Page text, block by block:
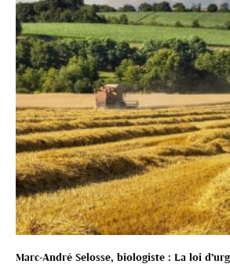
Marc-André Selosse, biologiste : La loi